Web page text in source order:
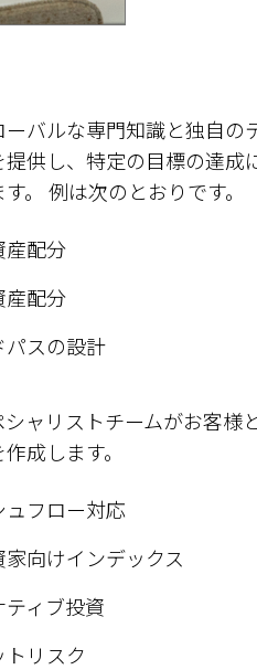
ーバルな専門知識と独自
提供し、特定の目標の達成
。 例は次のとおりです。
産配分
産配分
パスの設計
シャリストチームがお客様
成します。
ュフロー対応
向けインデックス
ティブ投資
トリスク